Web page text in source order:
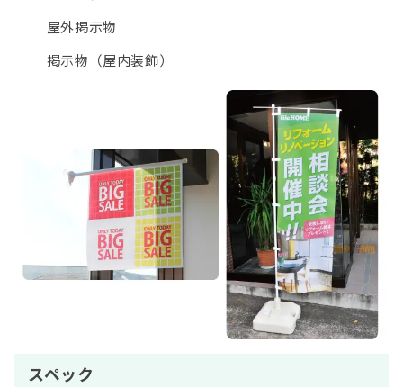
屋外掲示物
掲示物（屋内装飾）
スペック